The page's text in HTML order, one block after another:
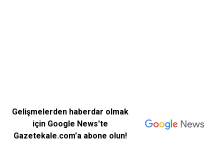
Gelişmelerden haberdar olmak
için Google News'te
Gazetekale.com'a abone olun!